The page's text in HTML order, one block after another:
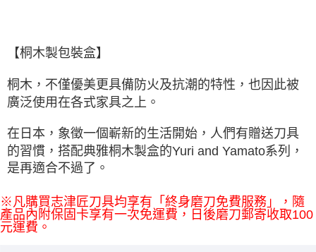
【桐木製包裝盒】
桐木，不僅優美更具備防火及抗潮的特性，也因此被
廣泛使用在各式家具之上。
在日本，象徵一個嶄新的生活開始，人們有贈送刀具
的習慣，搭配典雅桐木製盒的Yuri and Yamato系列，
是再適合不過了。
※凡購買志津匠刀具均享有「終身磨刀免費服務」，隨
產品內附保固卡享有一次免運費，日後磨刀郵寄收取100
元運費。